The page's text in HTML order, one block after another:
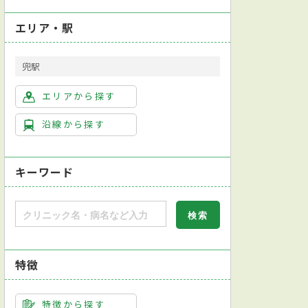
エリア・駅
兜駅
エリアから探す
沿線から探す
キーワード
特徴
特徴から探す